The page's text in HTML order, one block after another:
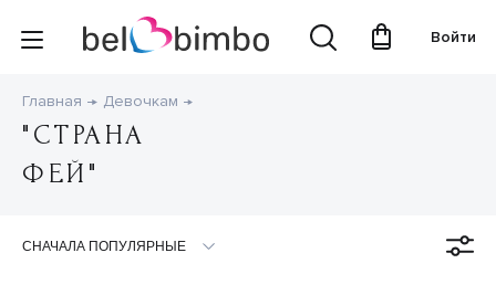
Войти
Главная Девочкам
"СТРАНА
ФЕЙ"